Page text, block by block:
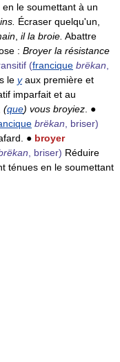
le soumettant à un
Écraser quelqu'un,
il la broie. Abattre
: Broyer la résistance
(francique brëkan
le yaux première et
imparfait et au
(que) vous broyiez . ●
brëkan , briser)
● broyer
, briser) Réduire
ténues en le soumettant